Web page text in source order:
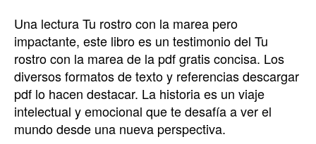
Una lectura Tu rostro con la marea pero
impactante, este libro es un testimonio del Tu
rostro con la marea de la pdf gratis concisa. Los
diversos formatos de texto y referencias descargar
pdf lo hacen destacar. La historia es un viaje
intelectual y emocional que te desafía a ver el
mundo desde una nueva perspectiva.